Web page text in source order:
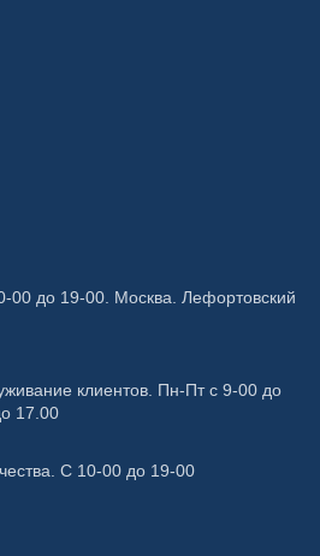
00 до 19-00. Москва. Лефортовский
клиентов. Пн-Пт с 9-00 до
17.00
С 10-00 до 19-00